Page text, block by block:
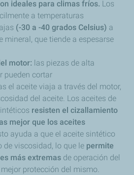
ideales para climas fríos. Los
a temperaturas
(-30 a -40 grados Celsius) a
mineral, que tiende a espesarse
motor: las piezas de alta
pueden cortar
el aceite viaja a través del motor,
del aceite. Los aceites de
resisten el cizallamiento
mejor que los aceites
ayuda a que el aceite sintético
de viscosidad, lo que le permite
más extremas de operación del
protección del mismo.